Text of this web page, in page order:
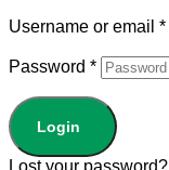
Username or email *
Password *
Login
Lost your password?